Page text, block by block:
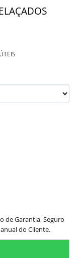
de Garantia, Seguro
do Cliente.